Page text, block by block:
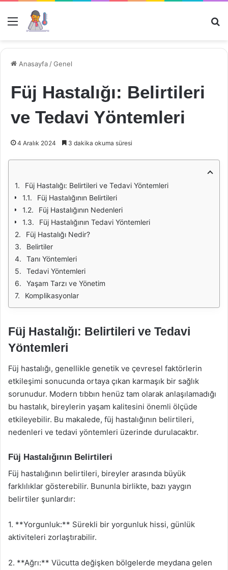
Menü
Anasayfa /Genel
Füj Hastalığı: Belirtileri
ve Tedavi Yöntemleri
4 Aralık 2024 3 dakika okuma süresi
Füj Hastalığı: Belirtileri ve Tedavi Yöntemleri
Füj Hastalığının Belirtileri
Füj Hastalığının Nedenleri
Füj Hastalığının Tedavi Yöntemleri
Füj Hastalığı Nedir?
Belirtiler
Tanı Yöntemleri
Tedavi Yöntemleri
Yaşam Tarzı ve Yönetim
Komplikasyonlar
Füj Hastalığı: Belirtileri ve Tedavi
Yöntemleri
Füj hastalığı, genellikle genetik ve çevresel faktörlerin
etkileşimi sonucunda ortaya çıkan karmaşık bir sağlık
sorunudur. Modern tıbbın henüz tam olarak anlaşılamadığı
bu hastalık, bireylerin yaşam kalitesini önemli ölçüde
etkileyebilir. Bu makalede, füj hastalığının belirtileri,
nedenleri ve tedavi yöntemleri üzerinde durulacaktır.
Füj Hastalığının Belirtileri
Füj hastalığının belirtileri, bireyler arasında büyük
farklılıklar gösterebilir. Bununla birlikte, bazı yaygın
belirtiler şunlardır:
1. **Yorgunluk:** Sürekli bir yorgunluk hissi, günlük
aktiviteleri zorlaştırabilir.
2. **Ağrı:** Vücutta değişken bölgelerde meydana gelen